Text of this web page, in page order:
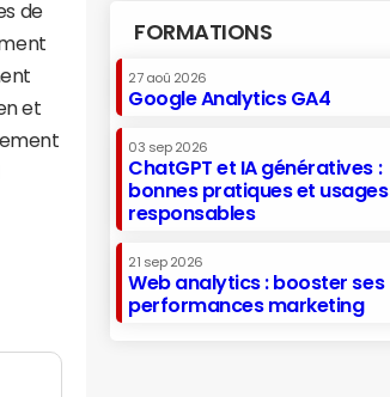
de
et
FORMATIONS
27 aoû 2026
Google Analytics GA4
03 sep 2026
ChatGPT et IA génératives :
bonnes pratiques et usages
responsables
21 sep 2026
Web analytics : booster ses
performances marketing